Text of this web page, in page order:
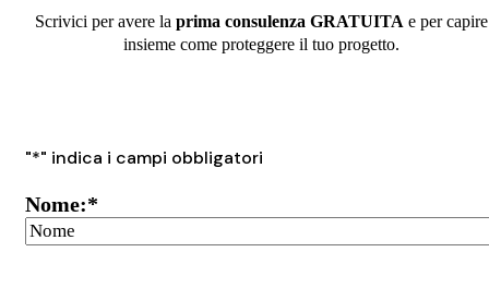
Scrivici per avere la prima consulenza GRATUITAe per capire
insieme come proteggere il tuo progetto.
"*" indica i campi obbligatori
Nome:*